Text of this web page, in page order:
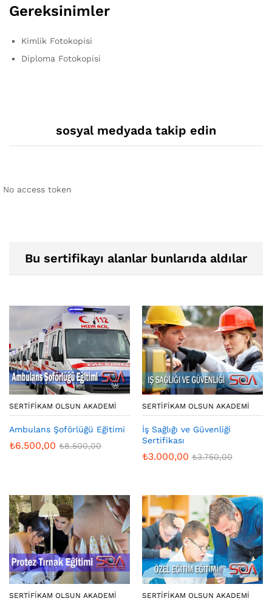
Gereksinimler
Kimlik Fotokopisi
Diploma Fotokopisi
sosyal medyada takip edin
No access token
Bu sertifikayı alanlar bunlarıda aldılar
SERTIFIKAM OLSUN AKADEMI
Ambulans Şoförlüğü Eğitimi
₺6.500,00 ₺8.500,00
SERTIFIKAM OLSUN AKADEMI
İş Sağlığı ve Güvenliği
Sertifikası
₺3.000,00 ₺3.750,00
SERTIFIKAM OLSUN AKADEMI SERTIFIKAM OLSUN AKADEMI